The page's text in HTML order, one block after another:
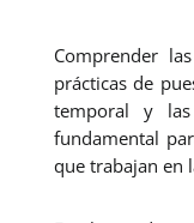
Comprender
prácticas de
temporal y las
fundamental
que trabajan en